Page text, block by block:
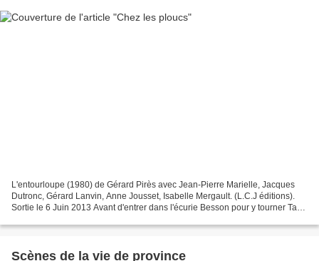
L'entourloupe (1980) de Gérard Pirès avec Jean-Pierre Marielle, Jacques
Dutronc, Gérard Lanvin, Anne Jousset, Isabelle Mergault. (L.C.J éditions).
Sortie le 6 Juin 2013 Avant d'entrer dans l'écurie Besson pour y tourner Taxi
Scènes de la vie de province